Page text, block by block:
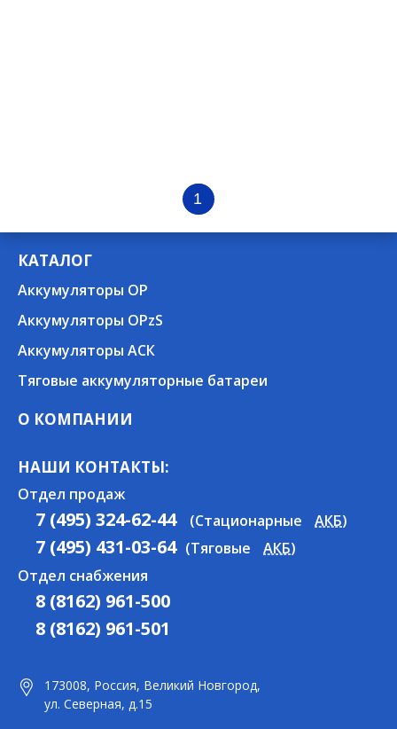
1
КАТАЛОГ
Аккумуляторы OP
Аккумуляторы OPzS
Аккумуляторы АСК
Тяговые аккумуляторные батареи
О КОМПАНИИ
НАШИ КОНТАКТЫ:
Отдел продаж
7 (495) 324-62-44 (Стационарные АКБ)
7 (495) 431-03-64 (Тяговые АКБ)
Отдел снабжения
8 (8162) 961-500
8 (8162) 961-501
173008, Россия, Великий Новгород,
ул. Северная, д.15